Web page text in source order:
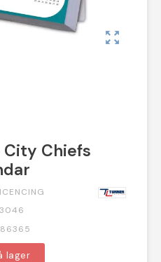
zoom_out_map
City Chiefs
lager